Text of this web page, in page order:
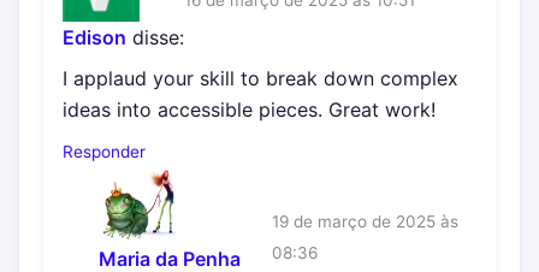
Edison disse:
I applaud your skill to break down complex
ideas into accessible pieces. Great work!
Responder
Maria da Penha
19 de março de 2025 às
08:36